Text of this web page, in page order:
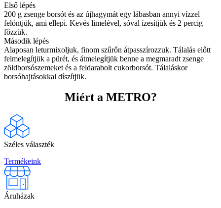
Első lépés
200 g zsenge borsót és az újhagymát egy lábasban annyi vízzel
felöntjük, ami ellepi. Kevés limelével, sóval ízesítjük és 2 percig
főzzük.
Második lépés
Alaposan leturmixoljuk, finom szűrőn átpasszírozzuk. Tálalás előtt
felmelegítjük a pürét, és átmelegítjük benne a megmaradt zsenge
zöldborsószemeket és a feldarabolt cukorborsót. Tálaláskor
borsóhajtásokkal díszítjük.
Miért a METRO?
Széles választék
Termékeink
Áruházak